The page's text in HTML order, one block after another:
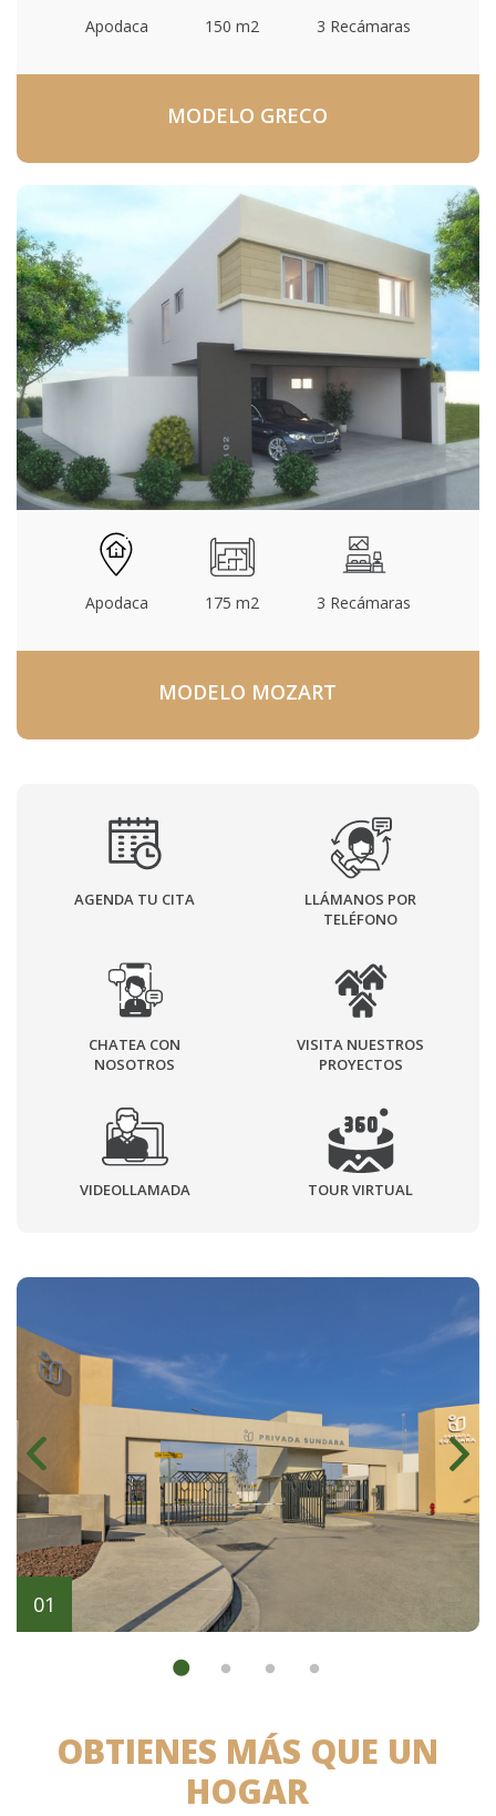
Apodaca 150 m2 3 Recámaras
MODELO GRECO
Apodaca 175 m2 3 Recámaras
MODELO MOZART
AGENDA TU CITA
LLÁMANOS POR
TELÉFONO
CHATEA CON
NOSOTROS
VISITA NUESTROS
PROYECTOS
VIDEOLLAMADA TOUR VIRTUAL
OBTIENES MÁS QUE UN
HOGAR